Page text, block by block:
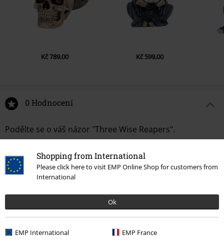
Shopping from International
Please click here to visit EMP Online Shop for customers from
International
Ok
EMP International EMP France
Kč 789,00 Kč 599,00
0 Hodnocení
Podělte se o váš názor "Three Wise Reapers".